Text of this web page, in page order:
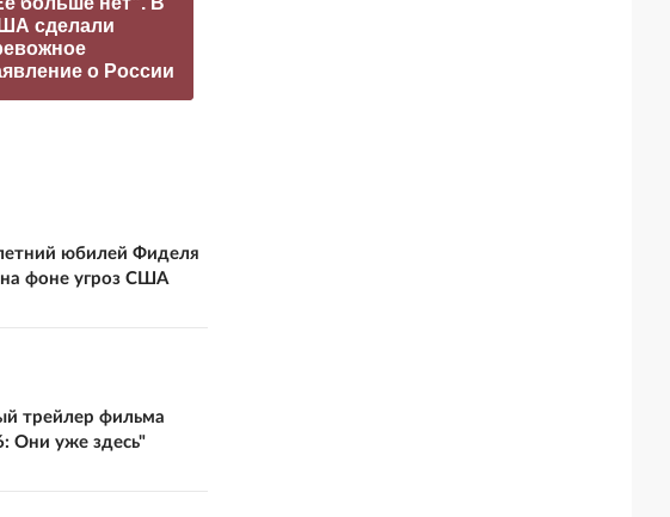
сделали
о России
юбилей Фиделя
фоне угроз США
трейлер фильма
Они уже здесь"